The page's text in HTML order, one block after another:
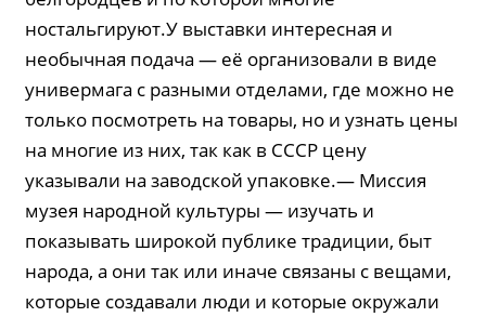
ностальгируют.У выставки интересная и
необычная подача — её организовали в виде
универмага с разными отделами, где можно не
только посмотреть на товары, но и узнать цены
на многие из них, так как в СССР цену
указывали на заводской упаковке.— Миссия
музея народной культуры — изучать и
показывать широкой публике традиции, быт
народа, а они так или иначе связаны с вещами,
которые создавали люди и которые окружали